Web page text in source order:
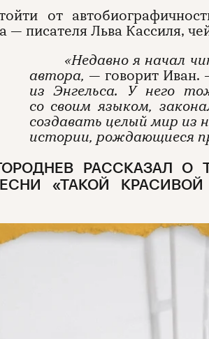
от
— писателя Льва Кассиля,
«Недавно я начал
автора, — говорит
из Энгельса. У него
со своим языком,
создавать целый мир из
истории, рождающиеся
РАССКАЗАЛ О
«ТАКОЙ